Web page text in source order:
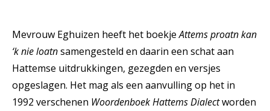
Mevrouw Eghuizen heeft het boekjeAttems proatn kan
‘k nie loatnsamengesteld en daarin een schat aan
Hattemse uitdrukkingen, gezegden en versjes
opgeslagen. Het mag als een aanvulling op het in
1992 verschenen Woordenboek Hattems Dialectworden